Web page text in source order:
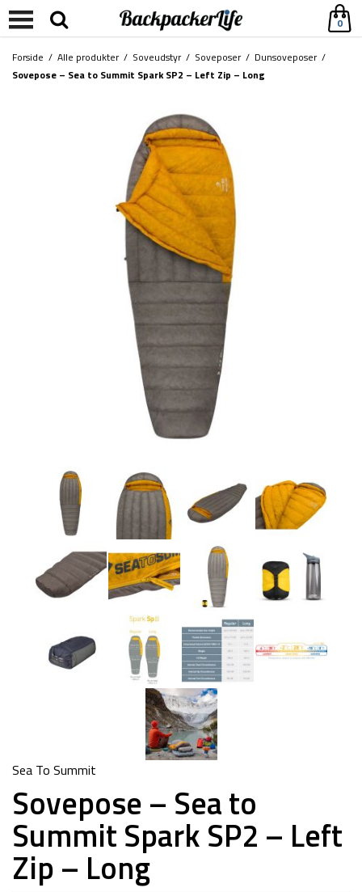
0
Forside / Alle produkter/ Soveudstyr/ Soveposer/ Dunsoveposer/
Sovepose – Sea to Summit Spark SP2 – Left Zip – Long
Sea To Summit
Sovepose – Sea to
Summit Spark SP2 – Left
Zip – Long